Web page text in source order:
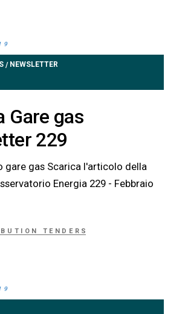
/ NEWSLETTER
Gare gas
229
l'articolo della
Energia 229 - Febbraio
TENDERS